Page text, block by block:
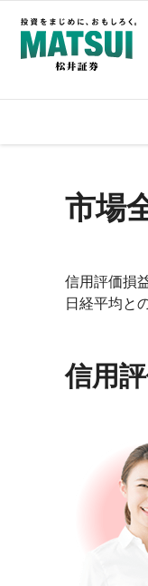
市場
信用評価損
日経平均と
信用